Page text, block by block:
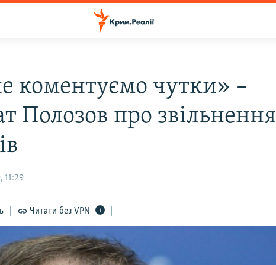
коментуємо чутки» –
Полозов про звільнення
11:29
Читати без VPN